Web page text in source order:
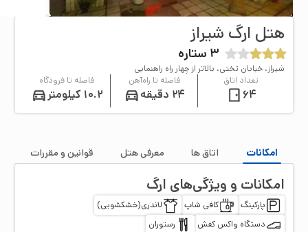
هتل ارگ شيراز
3 ستاره
شیراز، خیابان تختی، بالاتر از چهار راه راهنمایی
تعداد اتاق
64
فاصله تا راه‌آهن
24 دقیقه
فاصله تا فرودگاه
10.2 کیلومتر
امکانات اتاق‌ ها معرفی هتل قوانین و مقررات
امکانات و ویژگی‌های ارگ
پارکینگ کافی شاپ
لاندری(خشکشویی)
دستگاه واکس کفش
رستوران